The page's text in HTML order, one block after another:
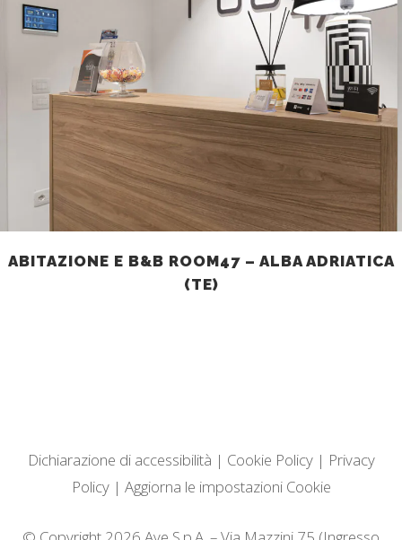
ABITAZIONE E B&B ROOM47 – ALBA ADRIATICA
(TE)
Dichiarazione di accessibilità | Cookie Policy| Privacy
Policy| Aggiorna le impostazioni Cookie